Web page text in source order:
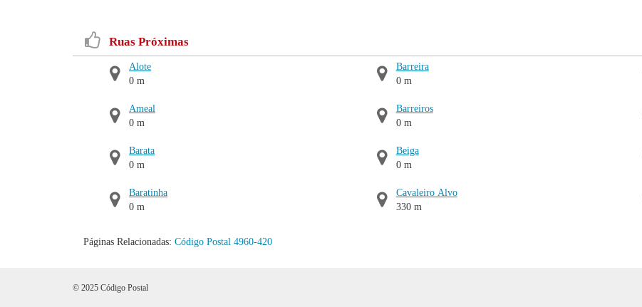
Ruas Próximas
Alote
0 m
Ameal
0 m
Barata
0 m
Baratinha
0 m
Barreira
0 m
Barreiros
0 m
Beiga
0 m
Cavaleiro Alvo
330 m
Páginas Relacionadas: Código Postal 4960-420
© 2025 Código Postal